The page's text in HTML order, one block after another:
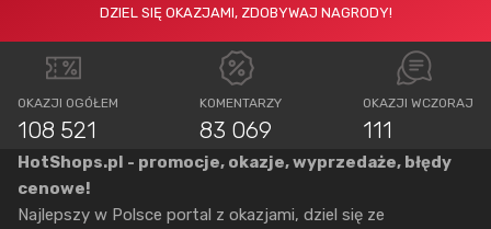
DZIEL SIĘ OKAZJAMI, ZDOBYWAJ NAGRODY!
OKAZJI OGÓŁEM
108 521
KOMENTARZY
83 069
OKAZJI WCZORAJ
111
HotShops.pl - promocje, okazje, wyprzedaże, błędy
cenowe!
Najlepszy w Polsce portal z okazjami, dziel się ze